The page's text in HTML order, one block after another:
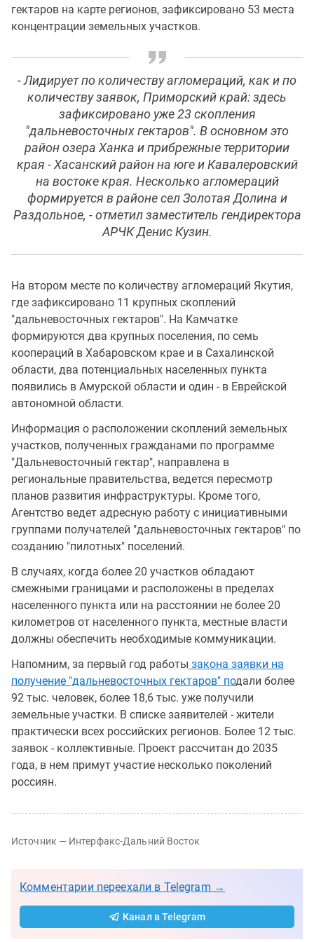
гектаров на карте регионов, зафиксировано 53 места
концентрации земельных участков.
- Лидирует по количеству агломераций, как и по
количеству заявок, Приморский край: здесь
зафиксировано уже 23 скопления
"дальневосточных гектаров". В основном это
район озера Ханка и прибрежные территории
края - Хасанский район на юге и Кавалеровский
на востоке края. Несколько агломераций
формируется в районе сел Золотая Долина и
Раздольное, - отметил заместитель гендиректора
АРЧК Денис Кузин.
На втором месте по количеству агломераций Якутия,
где зафиксировано 11 крупных скоплений
"дальневосточных гектаров". На Камчатке
формируются два крупных поселения, по семь
коопераций в Хабаровском крае и в Сахалинской
области, два потенциальных населенных пункта
появились в Амурской области и один - в Еврейской
автономной области.
Информация о расположении скоплений земельных
участков, полученных гражданами по программе
"Дальневосточный гектар", направлена в
региональные правительства, ведется пересмотр
планов развития инфраструктуры. Кроме того,
Агентство ведет адресную работу с инициативными
группами получателей "дальневосточных гектаров" по
созданию "пилотных" поселений.
В случаях, когда более 20 участков обладают
смежными границами и расположены в пределах
населенного пункта или на расстоянии не более 20
километров от населенного пункта, местные власти
должны обеспечить необходимые коммуникации.
Напомним, за первый год работы закона заявки на
получение "дальневосточных гектаров" подали более
92 тыс. человек, более 18,6 тыс. уже получили
земельные участки. В списке заявителей - жители
практически всех российских регионов. Более 12 тыс.
заявок - коллективные. Проект рассчитан до 2035
года, в нем примут участие несколько поколений
россиян.
Источник — Интерфакс-Дальний Восток
Комментарии переехали в Telegram →
Канал в Telegram